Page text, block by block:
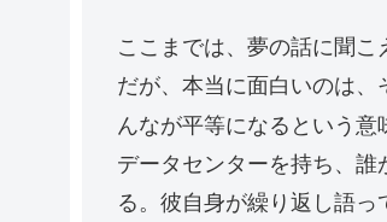
ここまでは、夢の話に聞こ
だが、本当に面白いのは、
んなが平等になるという
データセンターを持ち、
る。彼自身が繰り返し語っ